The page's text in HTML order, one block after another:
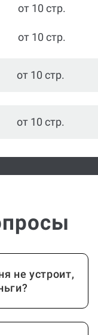
от 10 стр.
от 10 стр.
от 10 стр.
от 10 стр.
не устроит,